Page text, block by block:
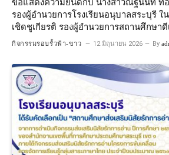
ขอแสดงความยินดีกับ นางสาวณัฐนันท์ ท
รองผู้อำนวยการโรงเรียนอนุบาลสระบุรี ใ
เชิดชูเกียรติ รองผู้อำนวยการสถานศึกษา
กิจกรรมรอบรั้วฟ้า-ขาว 12 มิถุนายน 2026 By